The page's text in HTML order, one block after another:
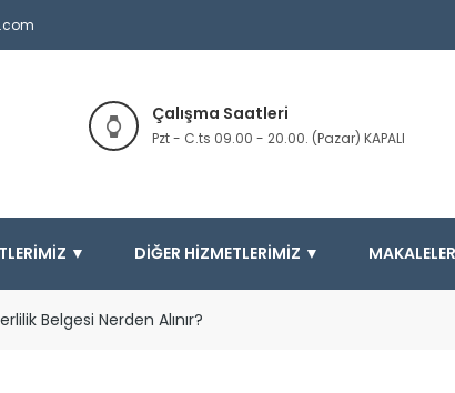
Çalışma Saatleri
Pzt - C.ts 09.00 - 20.00. (Pazar) KAPALI
▼ DIĞER HIZMETLERIMIZ ▼ MAKALELER
Belgesi Nerden Alınır?